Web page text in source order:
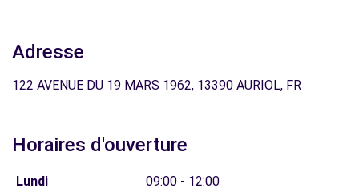
Adresse
122 AVENUE DU 19 MARS 1962, 13390 AURIOL, FR
Horaires d'ouverture
Lundi
09:00 - 12:00